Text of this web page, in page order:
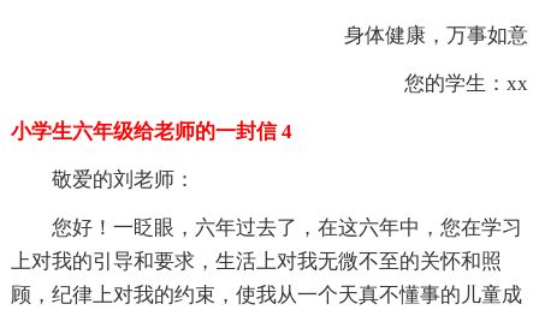
身体健康，万事如意
您的学生：xx
小学生六年级给老师的一封信 4
敬爱的刘老师：
您好！一眨眼，六年过去了，在这六年中，您在学习
上对我的引导和要求，生活上对我无微不至的关怀和照
顾，纪律上对我的约束，使我从一个天真不懂事的儿童成